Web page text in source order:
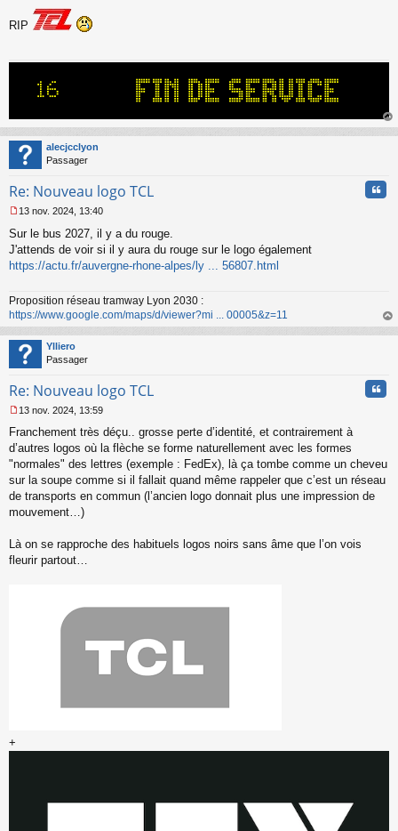
s
l
u
RIP
au
alecjcclyon
Passager
Re: Nouveau logo TCL
e
s
s
a
e
n
o
n
l
u
13 nov. 2024, 13:40
Sur le bus 2027, il y a du rouge.
J'attends de voir si il y aura du rouge sur le logo également
https://actu.fr/auvergne-rhone-alpes/ly ... 56807.html
Proposition réseau tramway Lyon 2030 :
https://www.google.com/maps/d/viewer?mi ... 00005&z=11
au
Ylliero
Passager
Re: Nouveau logo TCL
e
s
s
g
e
n
n
u
13 nov. 2024, 13:59
Franchement très déçu.. grosse perte d’identité, et contrairement à
d’autres logos où la flèche se forme naturellement avec les formes
"normales" des lettres (exemple : FedEx), là ça tombe comme un cheveu
sur la soupe comme si il fallait quand même rappeler que c’est un réseau
de transports en commun (l’ancien logo donnait plus une impression de
mouvement…)
Là on se rapproche des habituels logos noirs sans âme que l’on vois
fleurir partout…
+